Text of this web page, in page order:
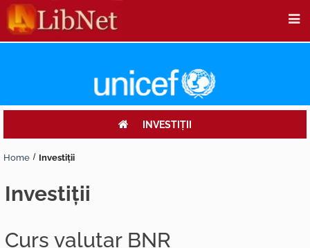
INVESTIŢII
Home Investiţii
investiţii
Curs valutar BNR